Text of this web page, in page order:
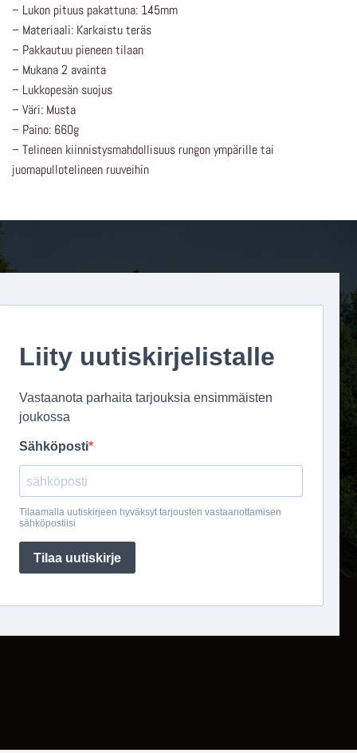
– Lukon pituus pakattuna: 145mm
– Materiaali: Karkaistu teräs
– Pakkautuu pieneen tilaan
– Mukana 2 avainta
– Lukkopesän suojus
– Väri: Musta
– Paino: 660g
– Telineen kiinnistysmahdollisuus rungon ympärille tai
juomapullotelineen ruuveihin